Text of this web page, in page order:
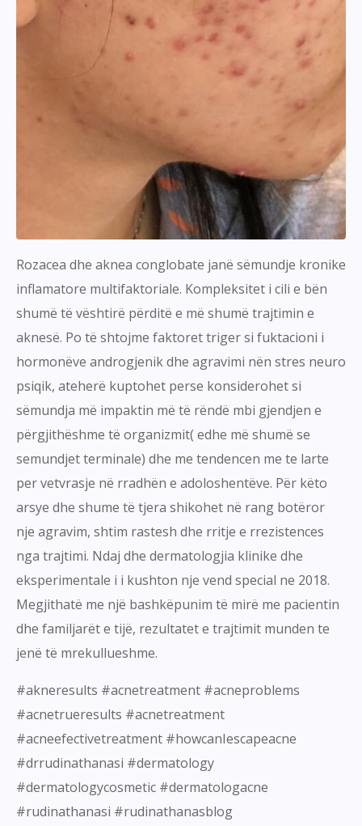
Rozacea dhe aknea conglobate janë sëmundje kronike
inflamatore multifaktoriale. Kompleksitet i cili e bën
shumë të vështirë përditë e më shumë trajtimin e
aknesë. Po të shtojme faktoret triger si fuktacioni i
hormonëve androgjenik dhe agravimi nën stres neuro
psiqik, ateherë kuptohet perse konsiderohet si
sëmundja më impaktin më të rëndë mbi gjendjen e
përgjithëshme të organizmit( edhe më shumë se
semundjet terminale) dhe me tendencen me te larte
per vetvrasje në rradhën e adoloshentëve. Për këto
arsye dhe shume të tjera shikohet në rang botëror
nje agravim, shtim rastesh dhe rritje e rrezistences
nga trajtimi. Ndaj dhe dermatologjia klinike dhe
eksperimentale i i kushton nje vend special ne 2018.
Megjithatë me një bashkëpunim të mirë me pacientin
dhe familjarët e tijë, rezultatet e trajtimit munden te
jenë të mrekullueshme.
#akneresults #acnetreatment #acneproblems
#acnetrueresults #acnetreatment
#acneefectivetreatment #howcanIescapeacne
#drrudinathanasi #dermatology
#dermatologycosmetic #dermatologacne
#rudinathanasi #rudinathanasblog